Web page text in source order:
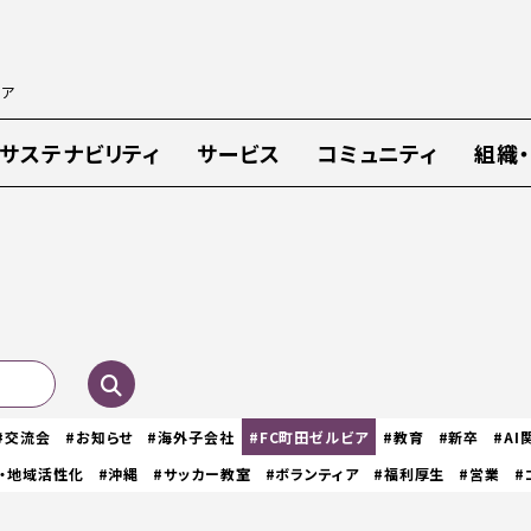
サステナビリティ サービス コミュニティ 組織
流会 #お知らせ #海外子会社 #FC町田ゼルビア #教育 #新卒
#AI
地域活性化
#沖縄 #サッカー教室 #ボランティア #福利厚生 #営業 #